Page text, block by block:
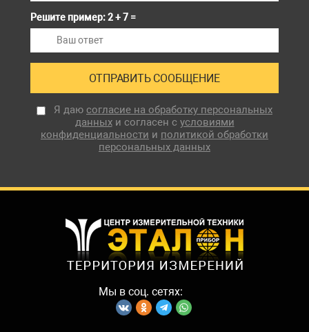
Решите пример: 2 + 7 =
Я даю согласие на обработку персональных
данныхи согласен с условиями
конфиденциальности и политикой обработки
персональных данных
Мы в соц. сетях: